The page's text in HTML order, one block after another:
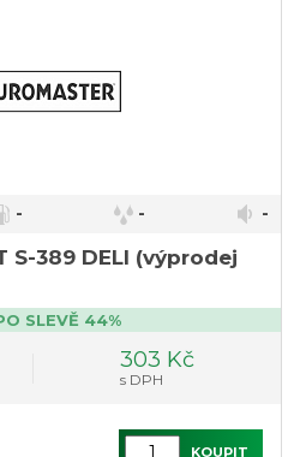
- - -
S-389 DELI (výprodej
SLEVĚ 44%
303 Kč
s DPH
KOUPIT